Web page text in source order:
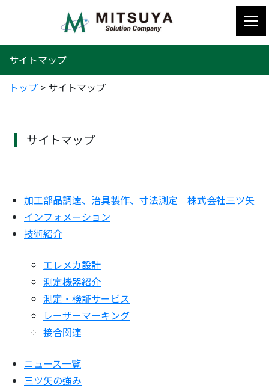
へ
サイトマップ
トップ > サイトマップ
サイトマップ
加工部品調達、治具製作、寸法測定｜株式会社三ツ矢
インフォメーション
技術紹介
エレメカ設計
測定機器紹介
測定・検証サービス
レーザーマーキング
接合関連
ニュース一覧
三ツ矢の強み